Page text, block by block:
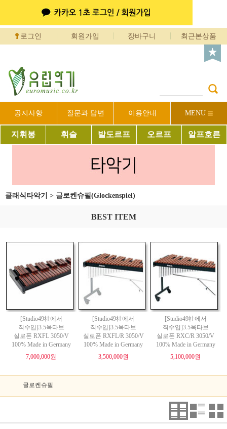
로그인 회원가입 장바구니 최근본상품
공지사항 질문과 답변 이용안내 MENU
지휘봉 휘슬 발도르프 오르프 알프호른
클래식타악기 > 글로켄슈필(Glockenspiel)
BEST ITEM
[Studio49社에서
직수입]3.5옥타브
실로폰 RXFL 3050/V
100% Made in Germany
7,000,000원
[Studio49社에서
직수입]3.5옥타브
실로폰 RXFL/R 3050/V
100% Made in Germany
3,500,000원
[Studio49社에서
직수입]3.5옥타브
실로폰 RXC/R 3050/V
100% Made in Germany
5,100,000원
글로켄슈필